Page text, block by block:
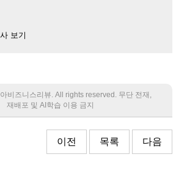
보기
비즈니스리뷰. All rights reserved. 무단 전재,
재배포 및 AI학습 이용 금지
이전 목록 다음